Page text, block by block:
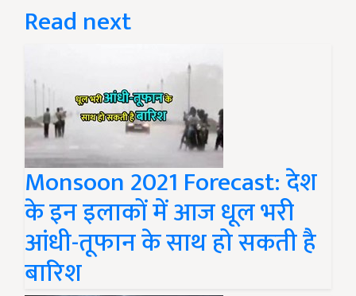
Read next
Monsoon 2021 Forecast: देश
के इन इलाकों में आज धूल भरी
आंधी-तूफान के साथ हो सकती है
बारिश